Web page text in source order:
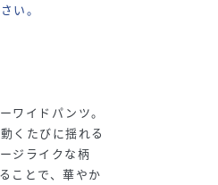
い。
ワイドパンツ。
くたびに揺れる
ジライクな柄
ことで、華やか